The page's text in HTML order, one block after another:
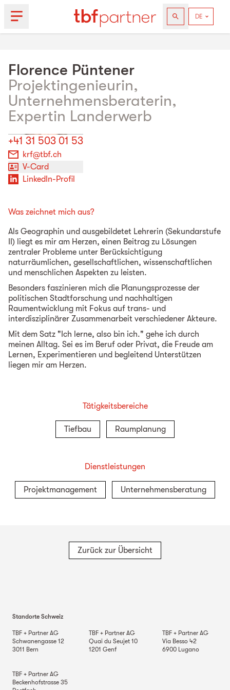
Florence Püntener
Projektingenieurin,
Unternehmensberaterin,
Expertin Landerwerb
+41 31 503 01 53
krf@tbf.ch
V-Card
LinkedIn-Profil
Was zeichnet mich aus?
Als Geographin und ausgebildetet Lehrerin (Sekundarstufe
II) liegt es mir am Herzen, einen Beitrag zu Lösungen
zentraler Probleme unter Berücksichtigung
naturräumlichen, gesellschaftlichen, wissenschaftlichen
und menschlichen Aspekten zu leisten.
Besonders faszinieren mich die Planungsprozesse der
politischen Stadtforschung und nachhaltigen
Raumentwicklung mit Fokus auf trans- und
interdisziplinärer Zusammenarbeit verschiedener Akteure.
Mit dem Satz "Ich lerne, also bin ich." gehe ich durch
meinen Alltag. Sei es im Beruf oder Privat, die Freude am
Lernen, Experimentieren und begleitend Unterstützen
liegen mir am Herzen.
Tätigkeitsbereiche
Tiefbau Raumplanung
Dienstleistungen
Projektmanagement Unternehmensberatung
Zurück zur Übersicht
Standorte Schweiz
TBF + Partner AG
Schwanengasse 12
3011 Bern
TBF + Partner AG
Quai du Seujet 10
1201 Genf
TBF + Partner AG
Via Besso 42
6900 Lugano
TBF + Partner AG
Beckenhofstrasse 35